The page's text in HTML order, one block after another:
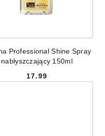
Professional Shine Spray
nabłyszczający 150ml
Cena:
17.99